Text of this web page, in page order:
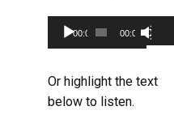
Audio
Player
00:00 00:00
Use
Arrow
Or highlight the text
below to listen.